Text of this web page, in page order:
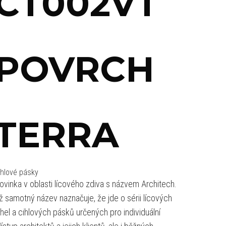
pásky
v oblasti lícového zdiva s názvem Architech.
samotný název naznačuje, že jde o sérii lícových
a cihlových pásků určených pro individuální